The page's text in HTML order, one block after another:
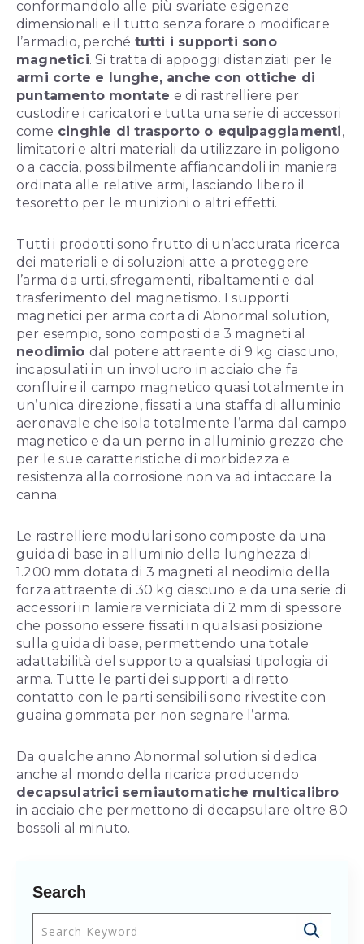
conformandolo alle più svariate esigenze
dimensionali e il tutto senza forare o modificare
l’armadio, perché tutti i supporti sono
magnetici. Si tratta di appoggi distanziati per le
armi corte e lunghe, anche con ottiche di
puntamento montate e di rastrelliere per
custodire i caricatori e tutta una serie di accessori
come cinghie di trasporto o equipaggiamenti,
limitatori e altri materiali da utilizzare in poligono
o a caccia, possibilmente affiancandoli in maniera
ordinata alle relative armi, lasciando libero il
tesoretto per le munizioni o altri effetti.
Tutti i prodotti sono frutto di un’accurata ricerca
dei materiali e di soluzioni atte a proteggere
l’arma da urti, sfregamenti, ribaltamenti e dal
trasferimento del magnetismo. I supporti
magnetici per arma corta di Abnormal solution,
per esempio, sono composti da 3 magneti al
neodimio dal potere attraente di 9 kg ciascuno,
incapsulati in un involucro in acciaio che fa
confluire il campo magnetico quasi totalmente in
un’unica direzione, fissati a una staffa di alluminio
aeronavale che isola totalmente l’arma dal campo
magnetico e da un perno in alluminio grezzo che
per le sue caratteristiche di morbidezza e
resistenza alla corrosione non va ad intaccare la
canna.
Le rastrelliere modulari sono composte da una
guida di base in alluminio della lunghezza di
1.200 mm dotata di 3 magneti al neodimio della
forza attraente di 30 kg ciascuno e da una serie di
accessori in lamiera verniciata di 2 mm di spessore
che possono essere fissati in qualsiasi posizione
sulla guida di base, permettendo una totale
adattabilità del supporto a qualsiasi tipologia di
arma. Tutte le parti dei supporti a diretto
contatto con le parti sensibili sono rivestite con
guaina gommata per non segnare l’arma.
Da qualche anno Abnormal solution si dedica
anche al mondo della ricarica producendo
decapsulatrici semiautomatiche multicalibro
in acciaio che permettono di decapsulare oltre 80
bossoli al minuto.
Search
Questo è un campo di ricerca con una